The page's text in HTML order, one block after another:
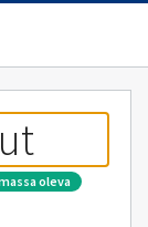
oleva